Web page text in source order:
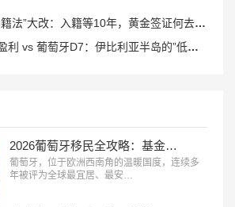
法”大改：入籍等10年，黄金签证何去何从？
葡萄牙D7：伊比利亚半岛的”低成本移民”该选哪边？
2026葡萄牙移民全攻略：基金、D7、数字游民
葡萄牙，位于欧洲西南角的温暖国度，连续多
年被评为全球最宜居、最安…